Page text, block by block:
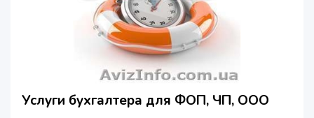
Услуги бухгалтера для ФОП, ЧП, ООО